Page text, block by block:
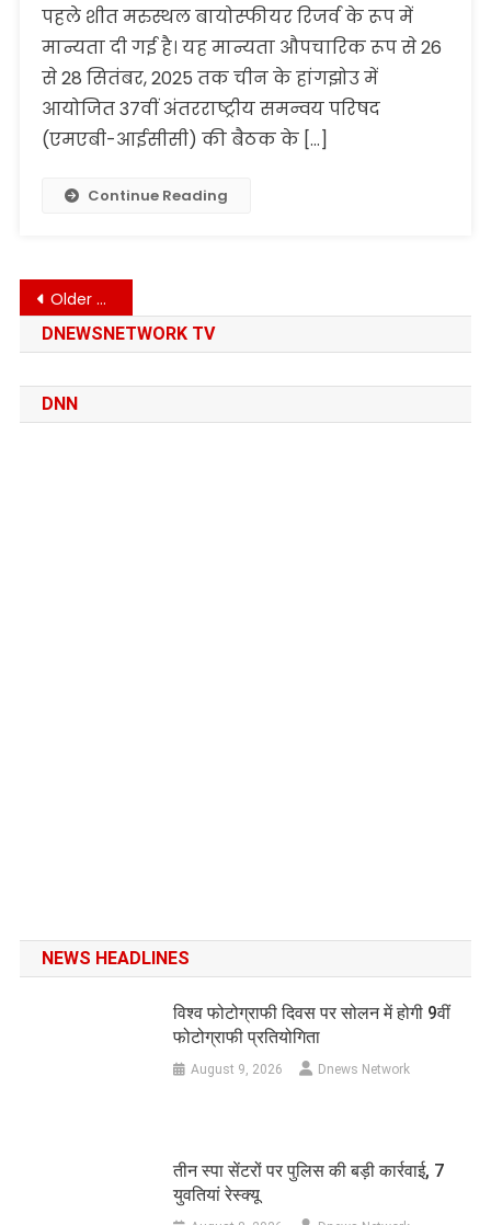
पहले शीत मरुस्थल बायोस्फीयर रिजर्व के रूप में
मान्यता दी गई है। यह मान्यता औपचारिक रूप से 26
से 28 सितंबर, 2025 तक चीन के हांगझोउ में
आयोजित 37वीं अंतरराष्ट्रीय समन्वय परिषद
(एमएबी-आईसीसी) की बैठक के […]
Continue Reading
Posts
navigation
Older posts
DNEWSNETWORK TV
DNN
NEWS HEADLINES
विश्व फोटोग्राफी दिवस पर सोलन में होगी 9वीं
फोटोग्राफी प्रतियोगिता
August 9, 2026 Dnews Network
तीन स्पा सेंटरों पर पुलिस की बड़ी कार्रवाई, 7
युवतियां रेस्क्यू